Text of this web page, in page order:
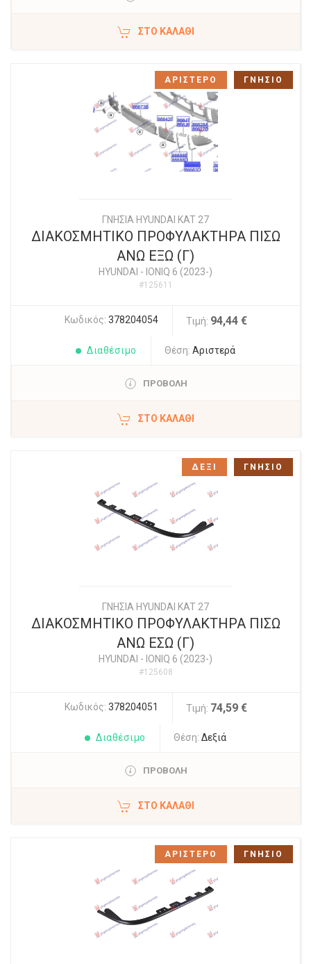
ΣΤΟ ΚΑΛΆΘΙ
ΓΝΗΣΙΑ HYUNDAI KAT 27
ΔΙΑΚΟΣΜΗΤΙΚΟ ΠΡΟΦΥΛΑΚΤΗΡΑ ΠΙΣΩ
ΑΝΩ ΕΞΩ (Γ)
HYUNDAI - IONIQ 6 (2023-)
#125611
Κωδικός: 378204054 Τιμή: 94,44 €
Διαθέσιμο Θέση: Αριστερά
ΠΡΟΒΟΛΗ
ΣΤΟ ΚΑΛΆΘΙ
ΑΡΙΣΤΕΡΟ ΓΝΗΣΙΟ
ΓΝΗΣΙΑ HYUNDAI KAT 27
ΔΙΑΚΟΣΜΗΤΙΚΟ ΠΡΟΦΥΛΑΚΤΗΡΑ ΠΙΣΩ
ΑΝΩ ΕΣΩ (Γ)
HYUNDAI - IONIQ 6 (2023-)
#125608
Κωδικός: 378204051 Τιμή: 74,59 €
Διαθέσιμο Θέση: Δεξιά
ΠΡΟΒΟΛΗ
ΣΤΟ ΚΑΛΆΘΙ
ΔΕΞΙ ΓΝΗΣΙΟ
ΑΡΙΣΤΕΡΟ ΓΝΗΣΙΟ